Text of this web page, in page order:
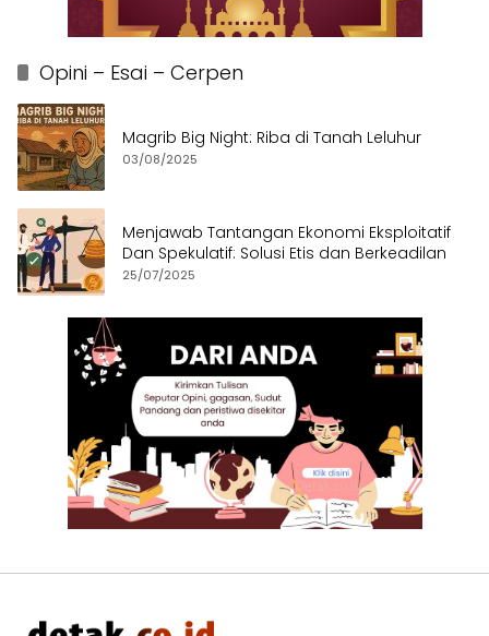
Opini – Esai – Cerpen
Magrib Big Night: Riba di Tanah Leluhur
03/08/2025
Menjawab Tantangan Ekonomi Eksploitatif
Dan Spekulatif: Solusi Etis dan Berkeadilan
25/07/2025